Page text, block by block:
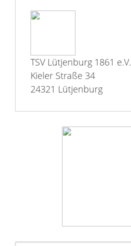
TSV Lütjenburg 1861 e.V.
Kieler Straße 34
24321 Lütjenburg